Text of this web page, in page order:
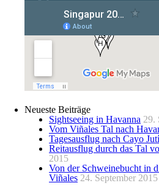
Neueste Beiträge
Sightseeing in Havanna 29.
Vom Viñales Tal nach
Tagesausflug nach Cayo
Reitausflug durch das Tal
2015
Von der Schweinebucht in
Viñales 24. September 2015